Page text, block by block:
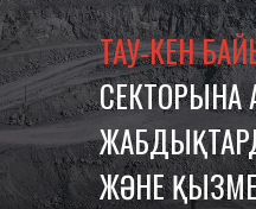
ТАУ-КЕН
СЕКТОРЫНА
ЖӘНЕ